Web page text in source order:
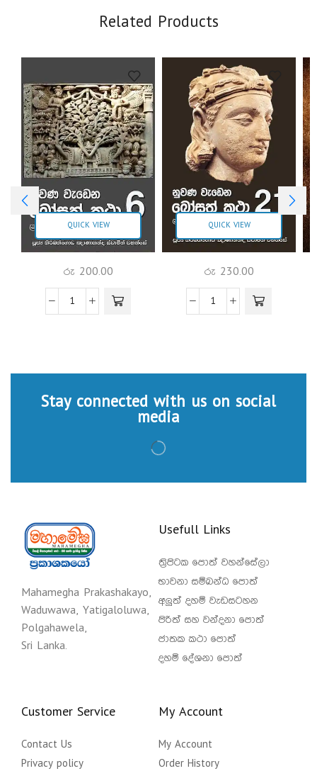
Related Products
QUICK VIEW
රු 200.00
QUICK VIEW
රු 230.00
Stay connected with us on social
media
Mahamegha Prakashakayo,
Waduwawa, Yatigaloluwa,
Polgahawela,
Sri Lanka.
Usefull Links
ත්‍රිපිටක පොත් වහන්සේලා
භාවනා සම්බන්ධ පොත්
අලුත් දහම් වැඩසටහන
පිරිත් සහ වන්දනා පොත්
ජාතක කථා පොත්
දහම් දේශනා පොත්
Customer Service
Contact Us
Privacy policy
My Account
My Account
Order History